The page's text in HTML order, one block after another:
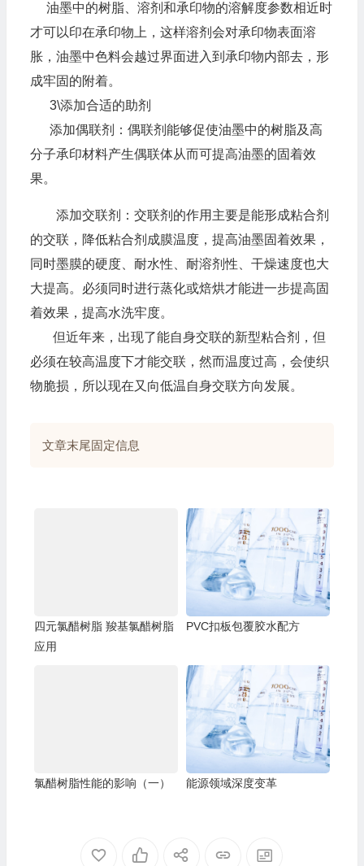
油墨中的树脂、溶剂和承印物的溶解度参数相近时
才可以印在承印物上，这样溶剂会对承印物表面溶
胀，油墨中色料会越过界面进入到承印物内部去，形
成牢固的附着。
3\添加合适的助剂
添加偶联剂：偶联剂能够促使油墨中的树脂及高
分子承印材料产生偶联体从而可提高油墨的固着效
果。
添加交联剂：交联剂的作用主要是能形成粘合剂
的交联，降低粘合剂成膜温度，提高油墨固着效果，
同时墨膜的硬度、耐水性、耐溶剂性、干燥速度也大
大提高。必须同时进行蒸化或焙烘才能进一步提高固
着效果，提高水洗牢度。
但近年来，出现了能自身交联的新型粘合剂，但
必须在较高温度下才能交联，然而温度过高，会使织
物脆损，所以现在又向低温自身交联方向发展。
文章末尾固定信息
四元氯醋树脂 羧基氯醋树脂
应用
PVC扣板包覆胶水配方
氯醋树脂性能的影响（一） 能源领域深度变革